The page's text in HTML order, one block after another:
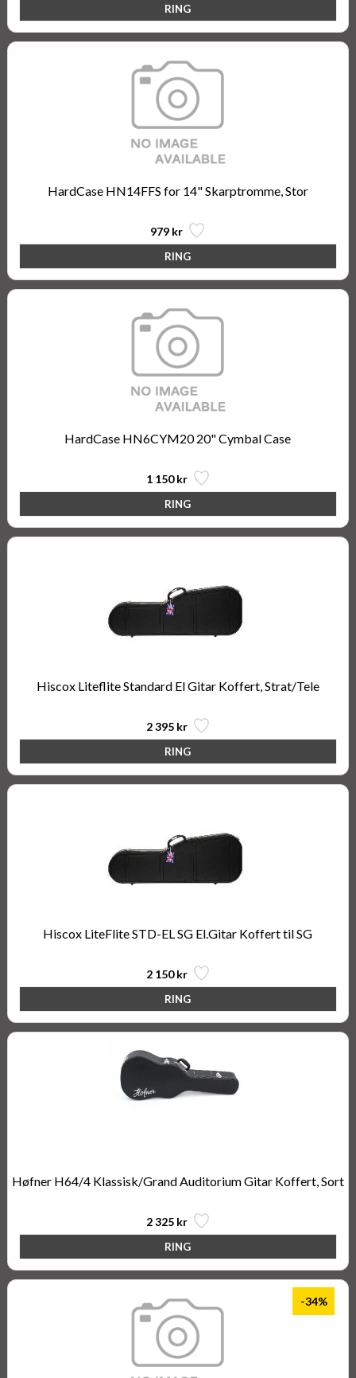
HardCase HN14FFS for 14" Skarptromme, Stor
979 kr
HardCase HN6CYM20 20" Cymbal Case
1 150 kr
Hiscox Liteflite Standard El Gitar Koffert, Strat/Tele
2 395 kr
Hiscox LiteFlite STD-EL SG El.Gitar Koffert til SG
2 150 kr
Høfner H64/4 Klassisk/Grand Auditorium Gitar Koffert, Sort
2 325 kr
-34%